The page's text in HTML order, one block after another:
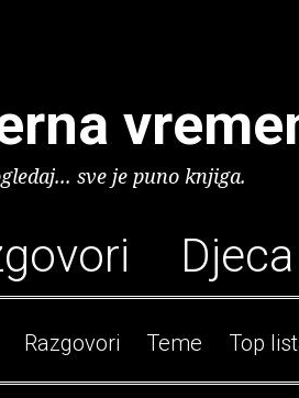
sve je puno knjiga.
Djeca
Razgovori Teme Top